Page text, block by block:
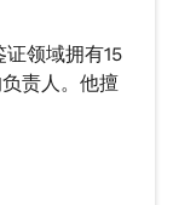
领域拥有15
责人。他擅